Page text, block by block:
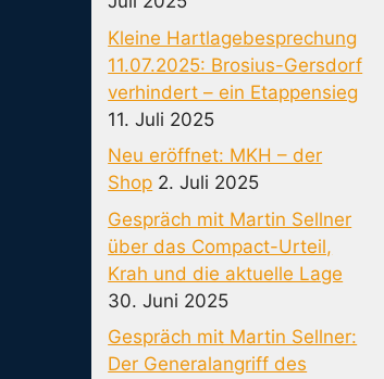
Kleine Hartlagebesprechung
11.07.2025: Brosius-Gersdorf
verhindert – ein Etappensieg
11. Juli 2025
Neu eröffnet: MKH – der
Shop 2. Juli 2025
Gespräch mit Martin Sellner
über das Compact-Urteil,
Krah und die aktuelle Lage
30. Juni 2025
Gespräch mit Martin Sellner:
Der Generalangriff des